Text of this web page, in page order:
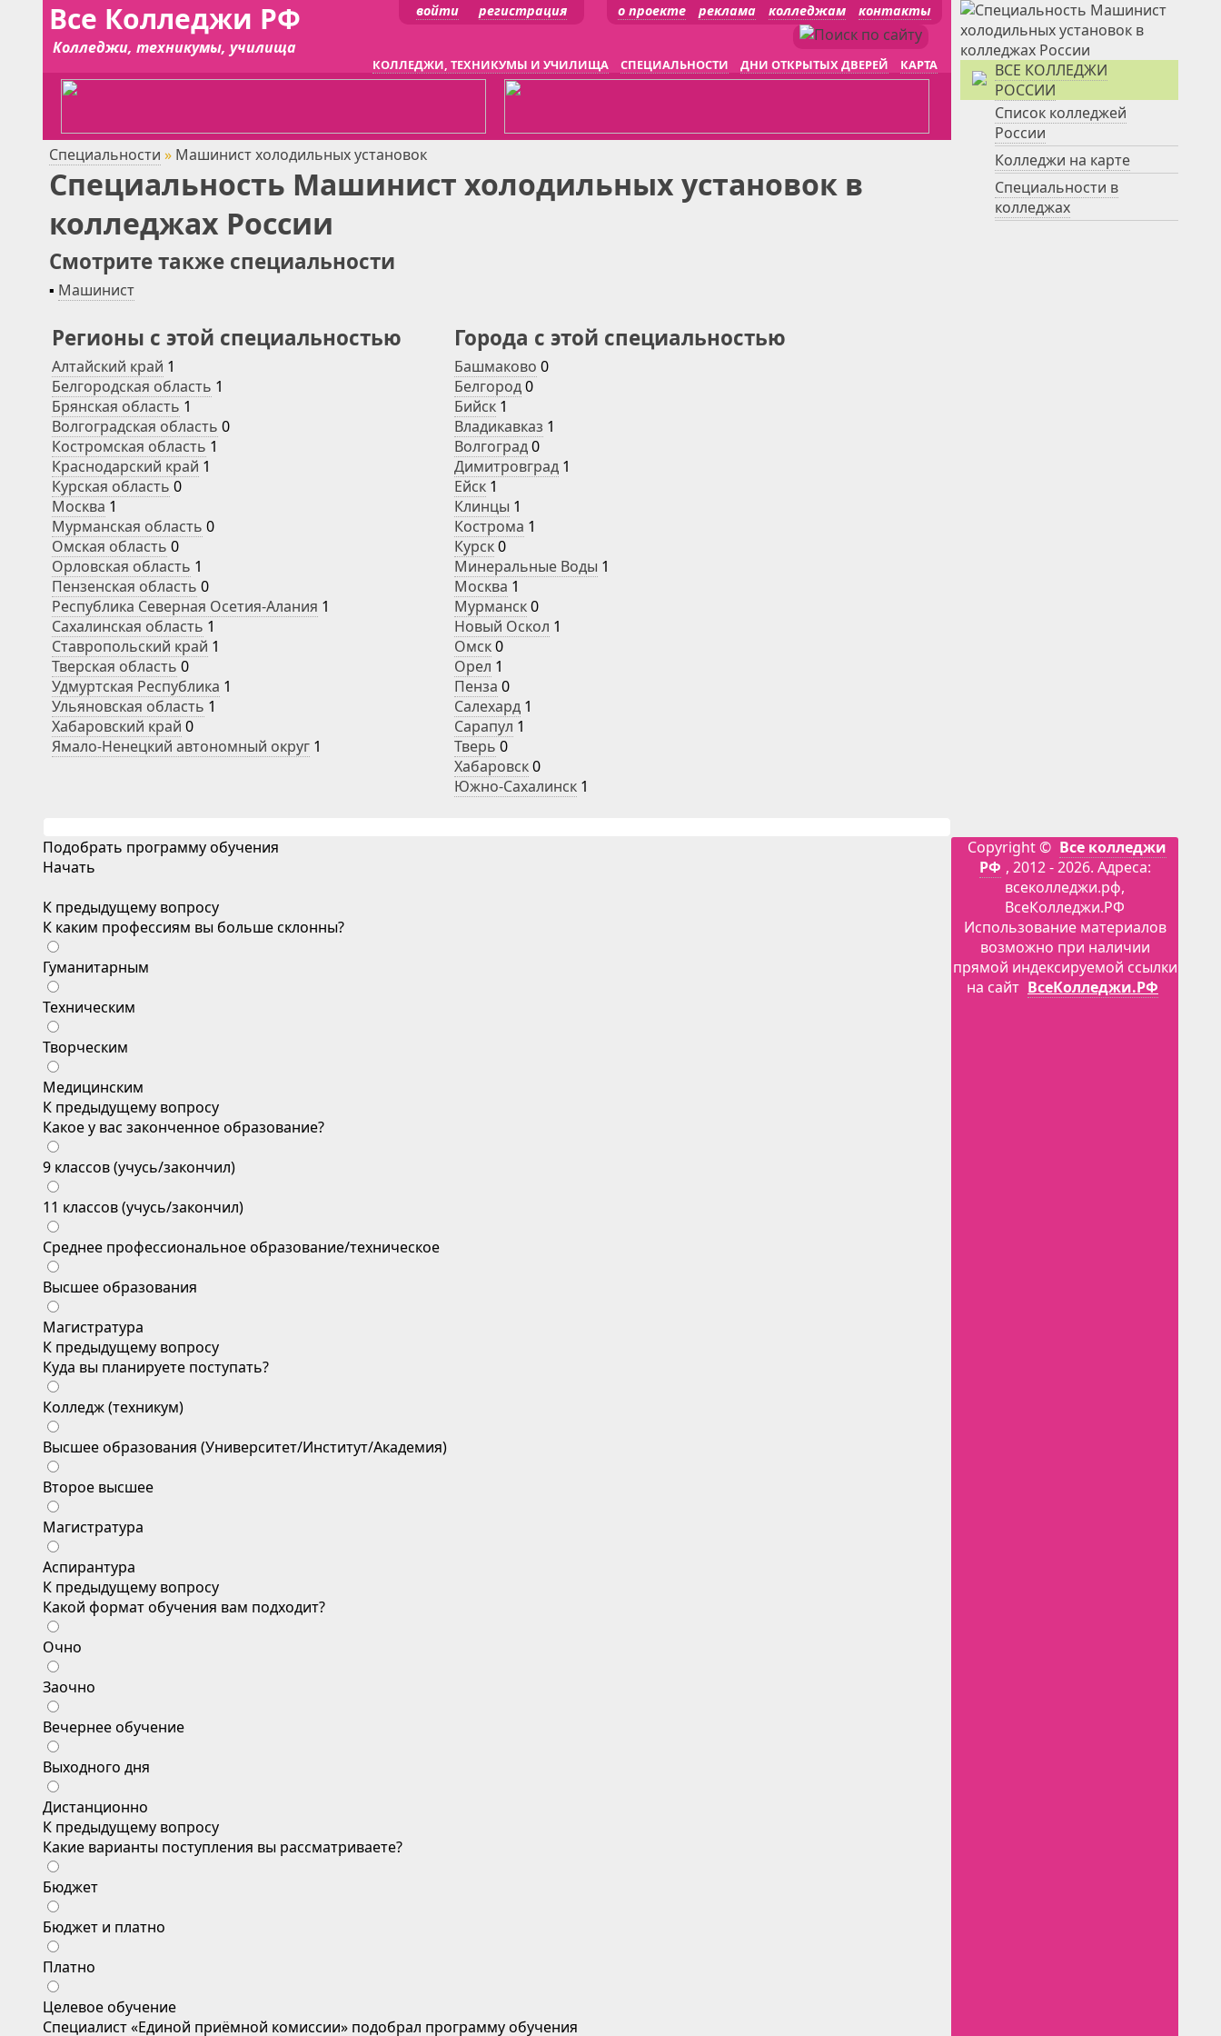
Все Колледжи РФ
Колледжи, техникумы, училища
о проекте реклама колледжам контакты
войти регистрация
КОЛЛЕДЖИ, ТЕХНИКУМЫ И УЧИЛИЩА СПЕЦИАЛЬНОСТИ ДНИ ОТКРЫТЫХ ДВЕРЕЙ КАРТА
Специальности » Машинист холодильных установок
Специальность Машинист холодильных установок в
колледжах России
Смотрите также специальности
▪ Машинист
Регионы с этой специальностью
Алтайский край 1
Белгородская область 1
Брянская область 1
Волгоградская область 0
Костромская область 1
Краснодарский край 1
Курская область 0
Москва 1
Мурманская область 0
Омская область 0
Орловская область 1
Пензенская область 0
Республика Северная Осетия-Алания 1
Сахалинская область 1
Ставропольский край 1
Тверская область 0
Удмуртская Республика 1
Ульяновская область 1
Хабаровский край 0
Ямало-Ненецкий автономный округ 1
Города с этой специальностью
Башмаково 0
Белгород0
Бийск 1
Владикавказ 1
Волгоград0
Димитровград 1
Ейск 1
Клинцы 1
Кострома 1
Курск0
Минеральные Воды 1
Москва 1
Мурманск0
Новый Оскол 1
Омск0
Орел 1
Пенза 0
Салехард 1
Сарапул 1
Тверь 0
Хабаровск0
Южно-Сахалинск 1
ВСЕ КОЛЛЕДЖИ
РОССИИ
Список колледжей
России
Колледжи на карте
Специальности в
колледжах
Подобрать программу обучения
Начать
К предыдущему вопросу
К каким профессиям вы больше склонны?
Гуманитарным
Техническим
Творческим
Медицинским
К предыдущему вопросу
Какое у вас законченное образование?
9 классов (учусь/закончил)
11 классов (учусь/закончил)
Среднее профессиональное образование/техническое
Высшее образования
Магистратура
К предыдущему вопросу
Куда вы планируете поступать?
Колледж (техникум)
Высшее образования (Университет/Институт/Академия)
Второе высшее
Магистратура
Аспирантура
К предыдущему вопросу
Какой формат обучения вам подходит?
Очно
Заочно
Вечернее обучение
Выходного дня
Дистанционно
К предыдущему вопросу
Какие варианты поступления вы рассматриваете?
Бюджет
Бюджет и платно
Платно
Целевое обучение
Специалист «Единой приёмной комиссии» подобрал программу обучения
Copyright © Все колледжи
РФ , 2012 - 2026. Адреса:
всеколледжи.рф,
ВсеКолледжи.РФ
Использование материалов
возможно при наличии
прямой индексируемой ссылки
на сайт ВсеКолледжи.РФ